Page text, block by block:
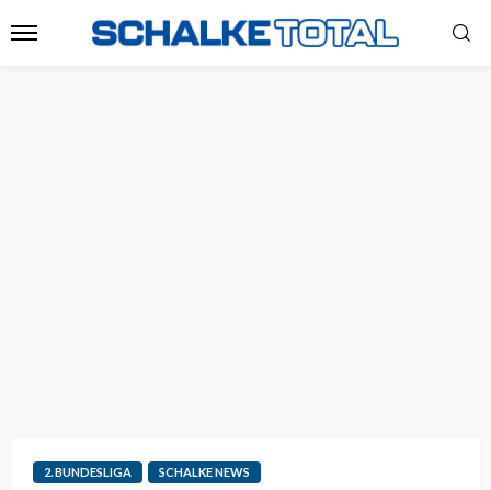
2. BUNDESLIGA SCHALKE NEWS